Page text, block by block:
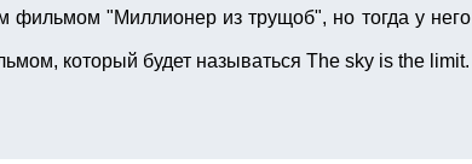
фильмом "Миллионер из трущоб", но тогда у него
который будет называться The sky is the limit.